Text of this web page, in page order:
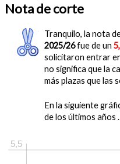
Nota de corte
Tranquilo, la nota
2025/26fue de un
solicitaron entrar
no significa que la
más plazas que las
En la siguiente
de los últimos años .
5,5